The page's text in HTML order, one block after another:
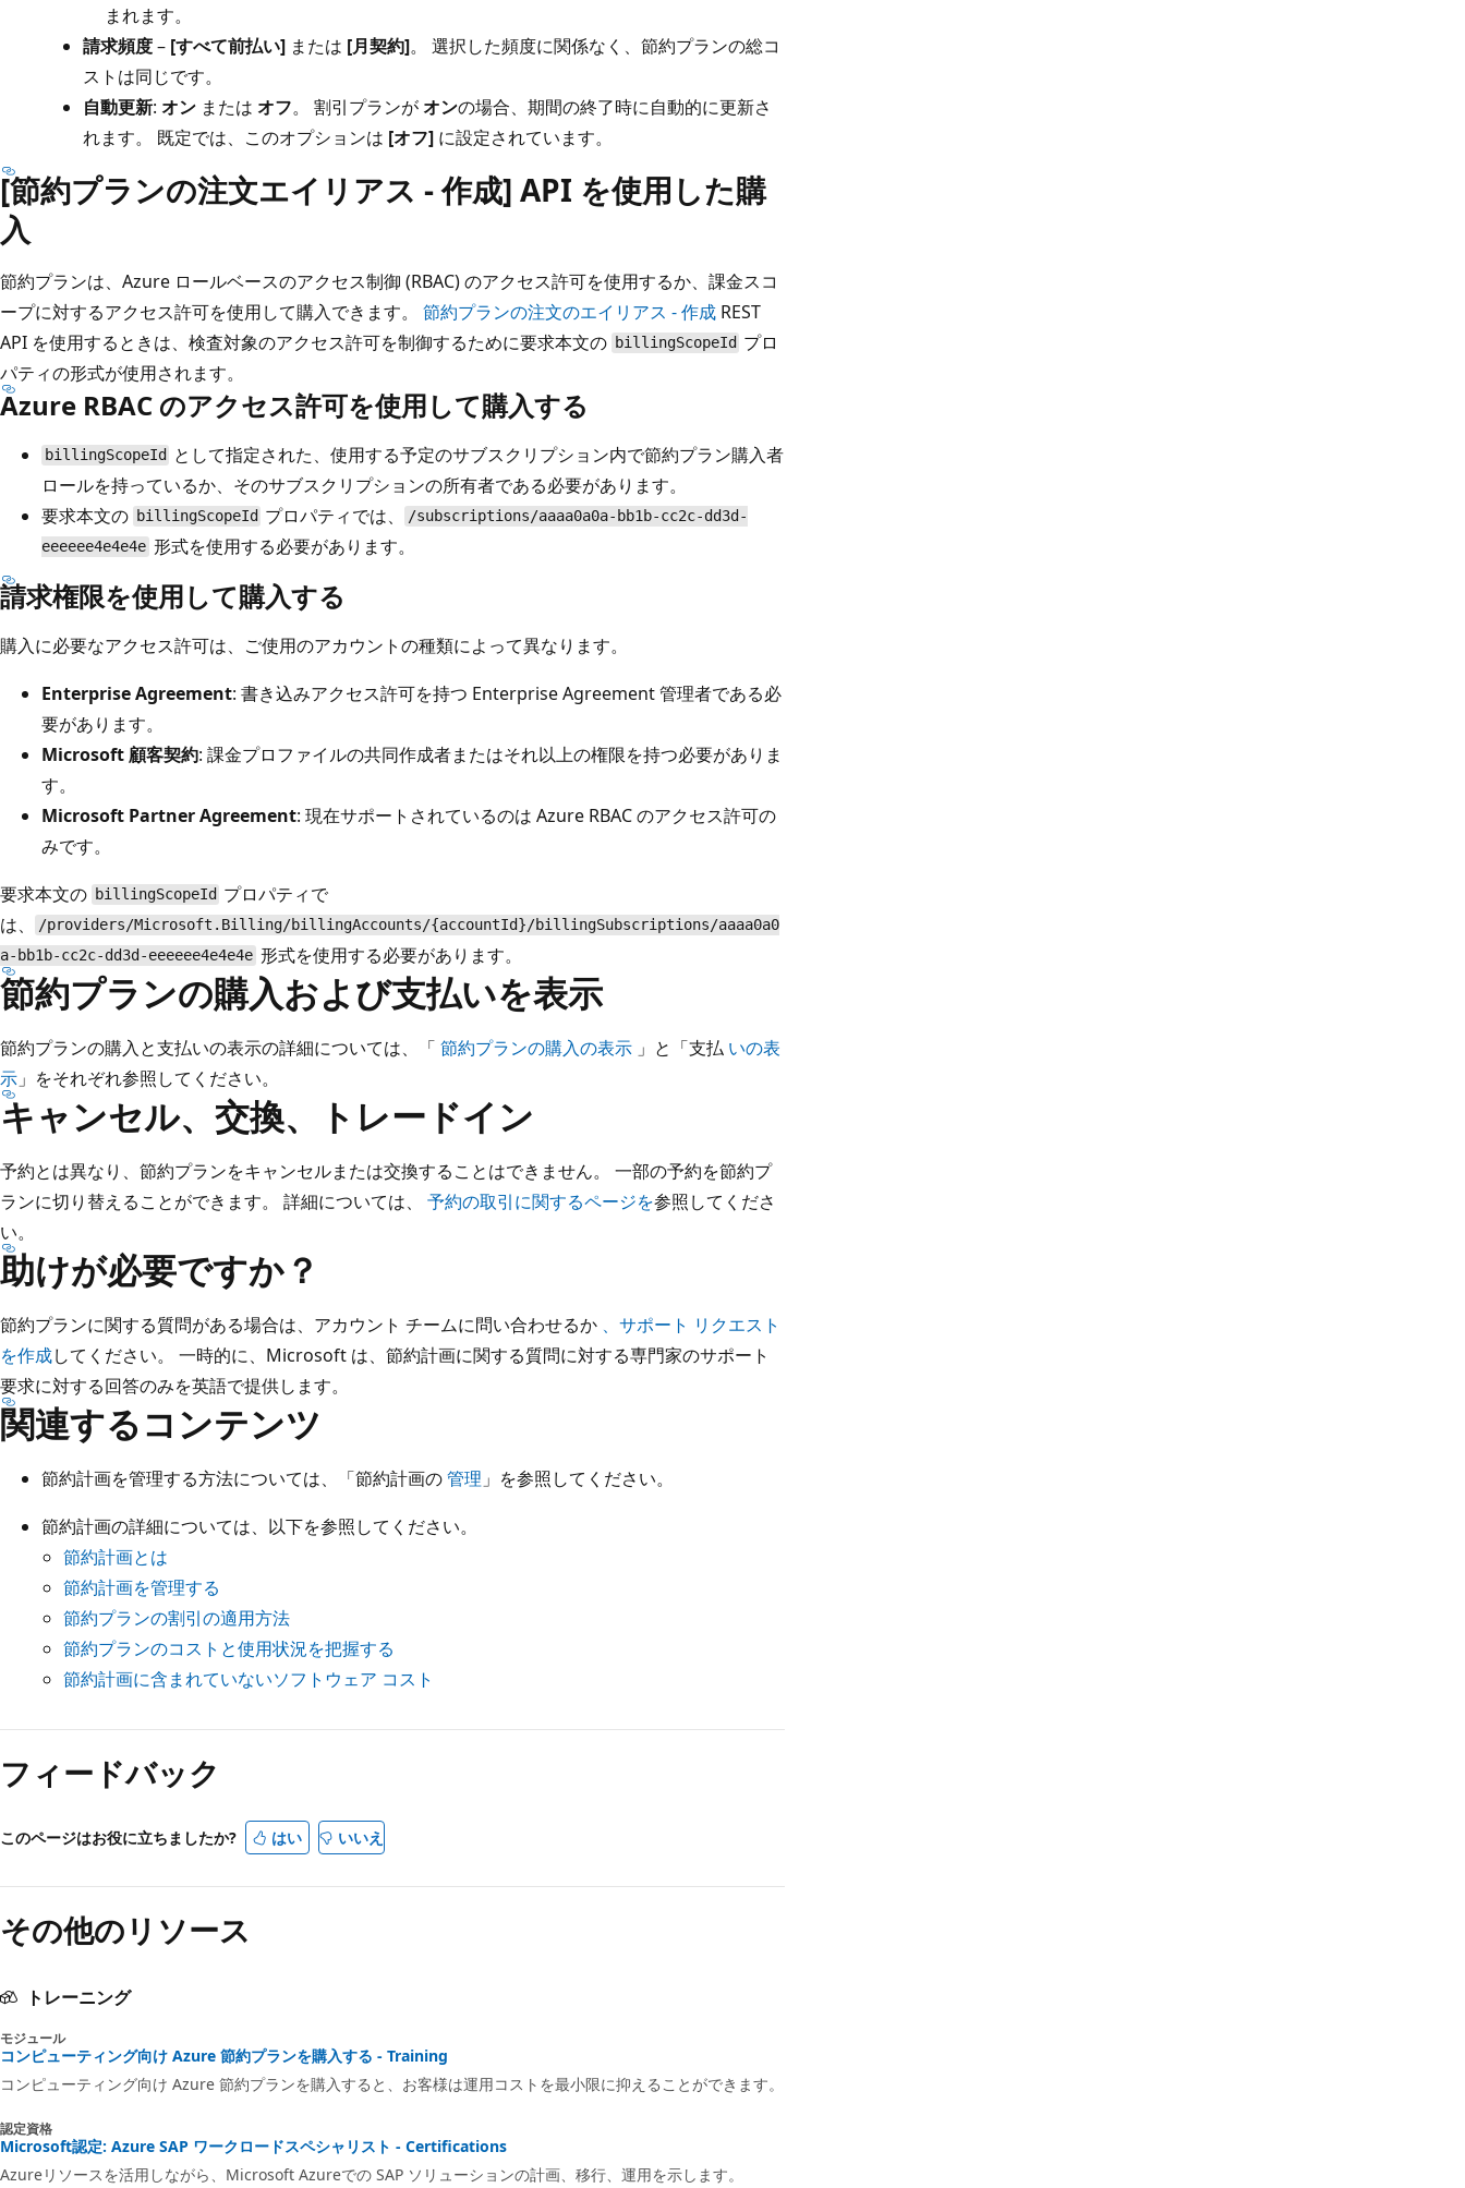
まれます。
請求頻度– [すべて前払い] または [月契約]。 選択した頻度に関係なく、節約プランの総コ
ストは同じです。
自動更新: オン または オフ。 割引プランが オンの場合、期間の終了時に自動的に更新さ
れます。 既定では、このオプションは [オフ] に設定されています。
[節約プランの注文エイリアス - 作成] API を使用した購
入
節約プランは、Azure ロールベースのアクセス制御 (RBAC) のアクセス許可を使用するか、課金スコ
ープに対するアクセス許可を使用して購入できます。 節約プランの注文のエイリアス - 作成 REST
API を使用するときは、検査対象のアクセス許可を制御するために要求本文の billingScopeId プロ
パティの形式が使用されます。
Azure RBAC のアクセス許可を使用して購入する
billingScopeId
として指定された、使用する予定のサブスクリプション内で節約プラン購入者
ロールを持っているか、そのサブスクリプションの所有者である必要があります。
要求本文の billingScopeId プロパティでは、
/subscriptions/aaaa0a0a-bb1b-cc2c-dd3d-
eeeeee4e4e4e 形式を使用する必要があります。
請求権限を使用して購入する
購入に必要なアクセス許可は、ご使用のアカウントの種類によって異なります。
Enterprise Agreement: 書き込みアクセス許可を持つ Enterprise Agreement 管理者である必
要があります。
Microsoft 顧客契約: 課金プロファイルの共同作成者またはそれ以上の権限を持つ必要がありま
す。
Microsoft Partner Agreement: 現在サポートされているのは Azure RBAC のアクセス許可の
みです。
要求本文の billingScopeId プロパティで
は、
/providers/Microsoft.Billing/billingAccounts/{accountId}/billingSubscriptions/aaaa0a0
a-bb1b-cc2c-dd3d-eeeeee4e4e4e 形式を使用する必要があります。
節約プランの購入および支払いを表示
節約プランの購入と支払いの表示の詳細については、「 節約プランの購入の表示 」と「支払 いの表
示 」をそれぞれ参照してください。
キャンセル、交換、トレードイン
予約とは異なり、節約プランをキャンセルまたは交換することはできません。 一部の予約を節約プ
ランに切り替えることができます。 詳細については、 予約の取引に関するページを参照してくださ
い。
助けが必要ですか？
節約プランに関する質問がある場合は、アカウント チームに問い合わせるか 、サポート リクエスト
を作成してください。 一時的に、Microsoft は、節約計画に関する質問に対する専門家のサポート
要求に対する回答のみを英語で提供します。
関連するコンテンツ
節約計画を管理する方法については、「節約計画の管理 」を参照してください。
節約計画の詳細については、以下を参照してください。
節約計画とは
節約計画を管理する
節約プランの割引の適用方法
節約プランのコストと使用状況を把握する
節約計画に含まれていないソフトウェア コスト
フィードバック
このページはお役に立ちましたか? はい いいえ
その他のリソース
トレーニング
モジュール
コンピューティング向け Azure 節約プランを購入する - Training
コンピューティング向け Azure 節約プランを購入すると、お客様は運用コストを最小限に抑えることができます。
認定資格
Microsoft認定: Azure SAP ワークロードスペシャリスト - Certifications
Azureリソースを活用しながら、Microsoft Azureでの SAP ソリューションの計画、移行、運用を示します。